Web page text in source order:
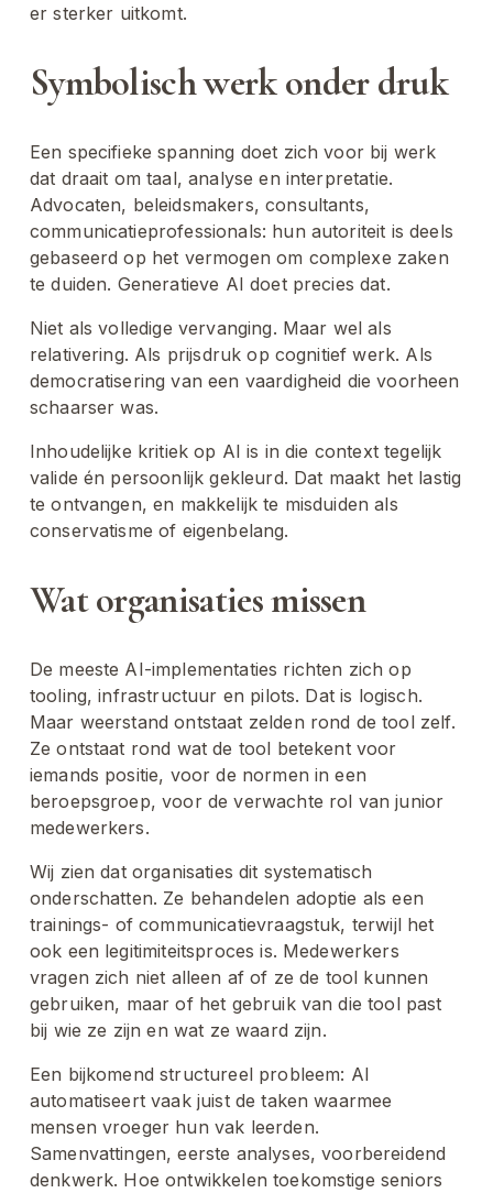
er sterker uitkomt.
Symbolisch werk onder druk
Een specifieke spanning doet zich voor bij werk
dat draait om taal, analyse en interpretatie.
Advocaten, beleidsmakers, consultants,
communicatieprofessionals: hun autoriteit is deels
gebaseerd op het vermogen om complexe zaken
te duiden. Generatieve AI doet precies dat.
Niet als volledige vervanging. Maar wel als
relativering. Als prijsdruk op cognitief werk. Als
democratisering van een vaardigheid die voorheen
schaarser was.
Inhoudelijke kritiek op AI is in die context tegelijk
valide én persoonlijk gekleurd. Dat maakt het lastig
te ontvangen, en makkelijk te misduiden als
conservatisme of eigenbelang.
Wat organisaties missen
De meeste AI-implementaties richten zich op
tooling, infrastructuur en pilots. Dat is logisch.
Maar weerstand ontstaat zelden rond de tool zelf.
Ze ontstaat rond wat de tool betekent voor
iemands positie, voor de normen in een
beroepsgroep, voor de verwachte rol van junior
medewerkers.
Wij zien dat organisaties dit systematisch
onderschatten. Ze behandelen adoptie als een
trainings- of communicatievraagstuk, terwijl het
ook een legitimiteitsproces is. Medewerkers
vragen zich niet alleen af of ze de tool kunnen
gebruiken, maar of het gebruik van die tool past
bij wie ze zijn en wat ze waard zijn.
Een bijkomend structureel probleem: AI
automatiseert vaak juist de taken waarmee
mensen vroeger hun vak leerden.
Samenvattingen, eerste analyses, voorbereidend
denkwerk. Hoe ontwikkelen toekomstige seniors